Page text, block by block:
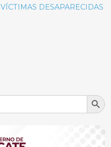
VÍCTIMAS DESAPARECIDAS
Search